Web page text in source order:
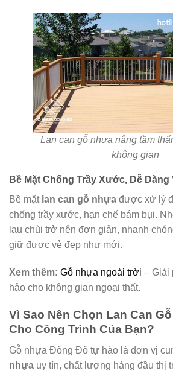
Lan can gỗ nhựa nâng tầm
không gian
Bề Mặt Chống Trầy Xước, Dễ Dàng
Bề mặt lan can gỗ nhựa được xử lý
chống trầy xước, hạn chế bám bụi.
lau chùi trở nên đơn giản, nhanh
giữ được vẻ đẹp như mới.
Xem thêm: Gỗ nhựa ngoài trời – Giải
hảo cho không gian ngoại thất.
Vì Sao Nên Chọn Lan Can
Cho Công Trình Của Bạn?
Gỗ nhựa Đông Đô tự hào là đơn vị
nhựa uy tín, chất lượng hàng đầu thị